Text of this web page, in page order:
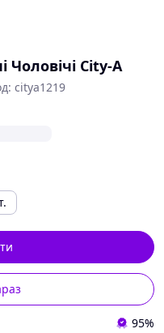
Чоловічі City-A
citya1219
95%